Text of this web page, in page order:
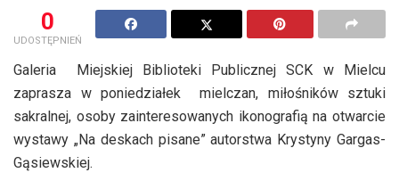
0
UDOSTĘPNIEŃ
Galeria Miejskiej Biblioteki Publicznej SCK w Mielcu
zaprasza w poniedziałek mielczan, miłośników sztuki
sakralnej, osoby zainteresowanych ikonografią na otwarcie
wystawy „Na deskach pisane” autorstwa Krystyny Gargas-
Gąsiewskiej.